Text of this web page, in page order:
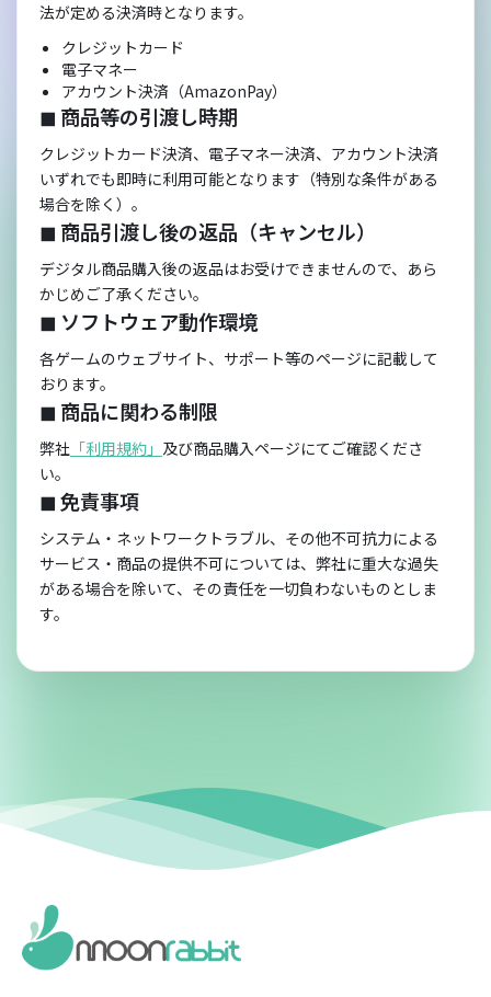
法が定める決済時となります。
クレジットカード
電子マネー
アカウント決済（AmazonPay）
◼︎ 商品等の引渡し時期
クレジットカード決済、電子マネー決済、アカウント決済
いずれでも即時に利用可能となります（特別な条件がある
場合を除く）。
◼︎ 商品引渡し後の返品（キャンセル）
デジタル商品購入後の返品はお受けできませんので、あら
かじめご了承ください。
◼︎ ソフトウェア動作環境
各ゲームのウェブサイト、サポート等のページに記載して
おります。
◼︎ 商品に関わる制限
弊社 「利用規約」 及び商品購入ページにてご確認くださ
い。
◼︎ 免責事項
システム・ネットワークトラブル、その他不可抗力による
サービス・商品の提供不可については、弊社に重大な過失
がある場合を除いて、その責任を一切負わないものとしま
す。